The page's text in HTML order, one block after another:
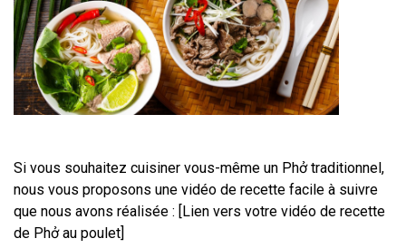
Si vous souhaitez cuisiner vous-même un Phở traditionnel,
nous vous proposons une vidéo de recette facile à suivre
que nous avons réalisée : [Lien vers votre vidéo de recette
de Phở au poulet]